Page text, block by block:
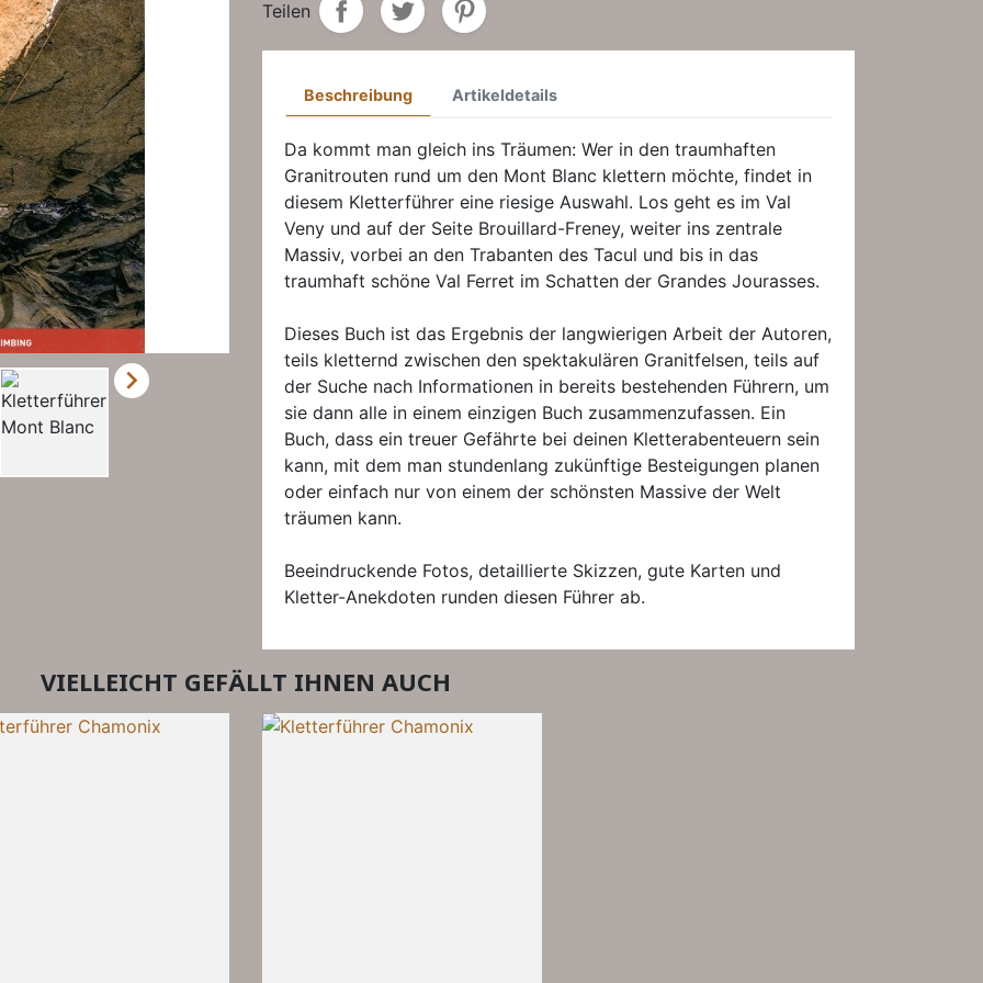

Teilen
Beschreibung Artikeldetails
Da kommt man gleich ins Träumen: Wer in den traumhaften
Granitrouten rund um den Mont Blanc klettern möchte, findet in
diesem Kletterführer eine riesige Auswahl. Los geht es im Val
Veny und auf der Seite Brouillard-Freney, weiter ins zentrale
Massiv, vorbei an den Trabanten des Tacul und bis in das
traumhaft schöne Val Ferret im Schatten der Grandes Jourasses.
Dieses Buch ist das Ergebnis der langwierigen Arbeit der Autoren,
teils kletternd zwischen den spektakulären Granitfelsen, teils auf
der Suche nach Informationen in bereits bestehenden Führern, um
sie dann alle in einem einzigen Buch zusammenzufassen. Ein
Buch, dass ein treuer Gefährte bei deinen Kletterabenteuern sein
kann, mit dem man stundenlang zukünftige Besteigungen planen
oder einfach nur von einem der schönsten Massive der Welt
träumen kann.
Beeindruckende Fotos, detaillierte Skizzen, gute Karten und
Kletter-Anekdoten runden diesen Führer ab.
VIELLEICHT GEFÄLLT IHNEN AUCH